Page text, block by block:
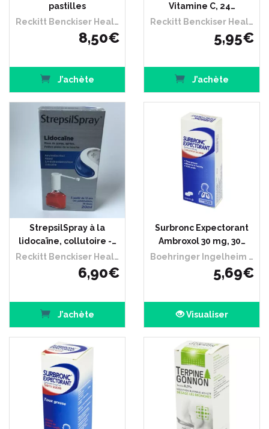
pastilles
Reckitt Benckiser Healthcare France
8,50€
J’achète
Vitamine C, 24…
Reckitt Benckiser Healthcare France
5,95€
J’achète
StrepsilSpray à la
lidocaïne, collutoire -…
Reckitt Benckiser Healthcare France
6,90€
J’achète
Surbronc Expectorant
Ambroxol 30 mg, 30…
Boehringer Ingelheim France
5,69€
Visualiser